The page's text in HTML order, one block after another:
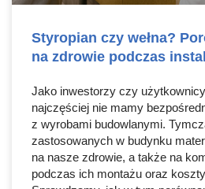
Styropian czy wełna?
na zdrowie podczas
Jako inwestorzy czy
najczęściej nie mamy
z wyrobami budowlanymi.
zastosowanych w budynku
na nasze zdrowie, a także na
podczas ich montażu oraz